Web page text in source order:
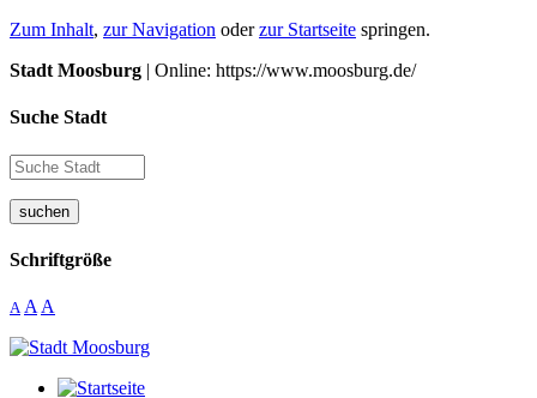
Zum Inhalt, zur Navigation oderzur Startseite springen.
Stadt Moosburg | Online: https://www.moosburg.de/
Suche Stadt
suchen
Schriftgröße
A A A